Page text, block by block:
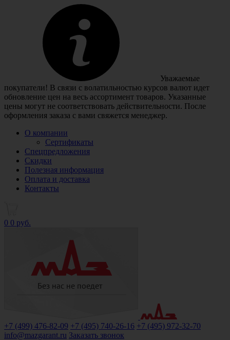
Уважаемые
покупатели! В связи с волатильностью курсов валют идет
обновление цен на весь ассортимент товаров. Указанные
цены могут не соответствовать действительности. После
оформления заказа с вами свяжется менеджер.
О компании
Сертификаты
Спецпредложения
Скидки
Полезная информация
Оплата и доставка
Контакты
0 0 руб.
+7 (499) 476-82-09 +7 (495) 740-26-16 +7 (495) 972-32-70
info@mazgarant.ru Заказать звонок